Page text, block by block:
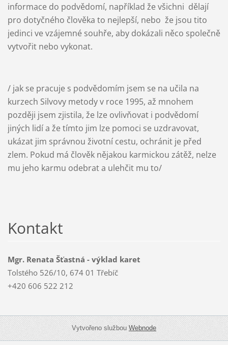
informace do podvědomí, například že všichni dělají
pro dotyčného člověka to nejlepší, nebo že jsou tito
jedinci ve vzájemné souhře, aby dokázali něco společně
vytvořit nebo vykonat.
/ jak se pracuje s podvědomím jsem se na učila na
kurzech Silvovy metody v roce 1995, až mnohem
později jsem zjistila, že lze ovlivňovat i podvědomí
jiných lidí a že tímto jim lze pomoci se uzdravovat,
ukázat jim správnou životní cestu, ochránit je před
zlem. Pokud má člověk nějakou karmickou zátěž, nelze
mu jeho karmu odebrat a ulehčit mu to/
Kontakt
Mgr. Renata Šťastná - výklad karet
Tolstého 526/10, 674 01 Třebíč
+420 606 522 212
Vytvořeno službouWebnode